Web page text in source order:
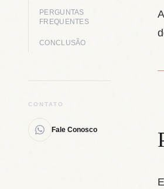
PERGUNTAS
FREQUENTES
CONCLUSÃO
CONTATO
Fale Conosco